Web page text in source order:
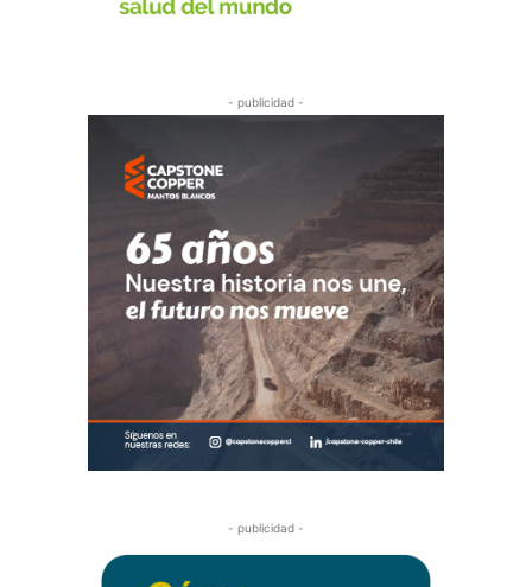
- publicidad -
- publicidad -